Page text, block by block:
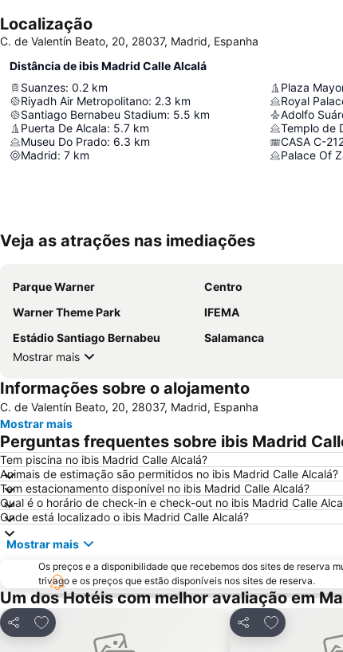
Localização
C. de Valentín Beato, 20, 28037, Madrid, Espanha
Distância de ibis Madrid Calle Alcalá
Suanzes: 0.2 km
Riyadh Air Metropolitano: 2.3 km
Santiago Bernabeu Stadium: 5.5 km
Puerta De Alcala: 5.7 km
Museu Do Prado: 6.3 km
Madrid: 7 km
Plaza
Royal
Adolfo
Templo de
CASA C-
Palace Of
Veja as atrações nas imediações
Parque Warner Centro
Warner Theme Park
IFEMA
Estádio Santiago Bernabeu
Salamanca
Mostrar mais
Informações sobre o alojamento
C. de Valentín Beato, 20, 28037, Madrid, Espanha
Mostrar mais
Perguntas frequentes sobre ibis Madrid
Tem piscina no ibis Madrid Calle Alcalá?
Animais de estimação são permitidos no ibis Madrid Calle Alcalá?
Tem estacionamento disponível no ibis Madrid Calle Alcalá?
Qual é o horário de check-in e check-out no ibis Madrid Calle
Onde está localizado o ibis Madrid Calle Alcalá?
Mostrar mais
Os preços e a disponibilidade que recebemos dos sites de reserva
trivago e os preços que estão disponíveis nos sites de reserva.
Um dos Hotéis com melhor avaliação em
Partilhar
Adicionar aos favoritos
Partilhar
Adicionar